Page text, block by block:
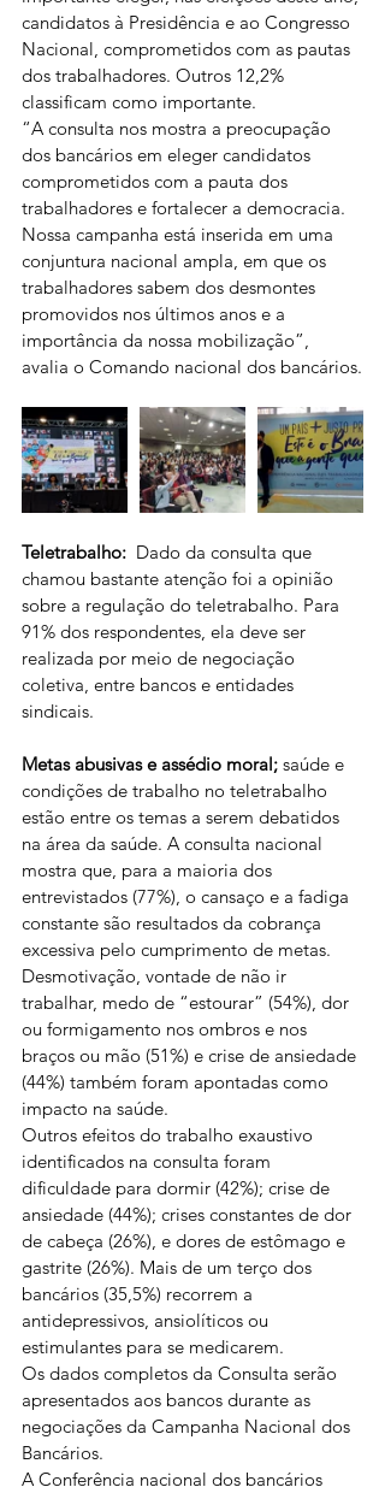
candidatos à Presidência e ao Congresso
Nacional, comprometidos com as pautas
dos trabalhadores. Outros 12,2%
classificam como importante.
“A consulta nos mostra a preocupação
dos bancários em eleger candidatos
comprometidos com a pauta dos
trabalhadores e fortalecer a democracia.
Nossa campanha está inserida em uma
conjuntura nacional ampla, em que os
trabalhadores sabem dos desmontes
promovidos nos últimos anos e a
importância da nossa mobilização”,
avalia o Comando nacional dos bancários.
Teletrabalho: Dado da consulta que
chamou bastante atenção foi a opinião
sobre a regulação do teletrabalho. Para
91% dos respondentes, ela deve ser
realizada por meio de negociação
coletiva, entre bancos e entidades
sindicais.
Metas abusivas e assédio moral; saúde e
condições de trabalho no teletrabalho
estão entre os temas a serem debatidos
na área da saúde. A consulta nacional
mostra que, para a maioria dos
entrevistados (77%), o cansaço e a fadiga
constante são resultados da cobrança
excessiva pelo cumprimento de metas.
Desmotivação, vontade de não ir
trabalhar, medo de “estourar” (54%), dor
ou formigamento nos ombros e nos
braços ou mão (51%) e crise de ansiedade
(44%) também foram apontadas como
impacto na saúde.
Outros efeitos do trabalho exaustivo
identificados na consulta foram
dificuldade para dormir (42%); crise de
ansiedade (44%); crises constantes de dor
de cabeça (26%), e dores de estômago e
gastrite (26%). Mais de um terço dos
bancários (35,5%) recorrem a
antidepressivos, ansiolíticos ou
estimulantes para se medicarem.
Os dados completos da Consulta serão
apresentados aos bancos durante as
negociações da Campanha Nacional dos
Bancários.
A Conferência nacional dos bancários